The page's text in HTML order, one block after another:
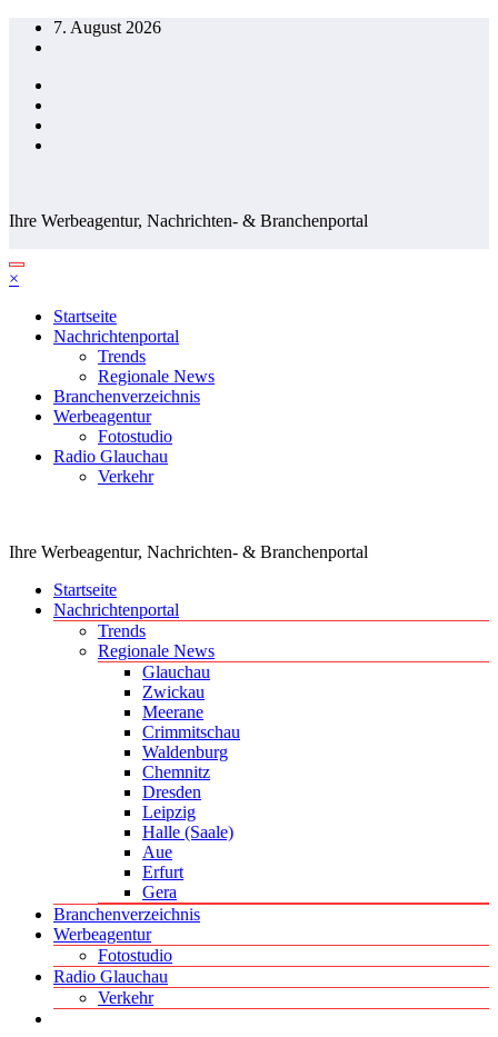
Zum
Inhalt
7. August 2026
Ihre Werbeagentur, Nachrichten- & Branchenportal
×
Startseite
Nachrichtenportal
Trends
Regionale News
Branchenverzeichnis
Werbeagentur
Fotostudio
Radio Glauchau
Verkehr
Ihre Werbeagentur, Nachrichten- & Branchenportal
Startseite
Nachrichtenportal
Trends
Regionale News
Glauchau
Zwickau
Meerane
Crimmitschau
Waldenburg
Chemnitz
Dresden
Leipzig
Halle (Saale)
Aue
Erfurt
Gera
Branchenverzeichnis
Werbeagentur
Fotostudio
Radio Glauchau
Verkehr